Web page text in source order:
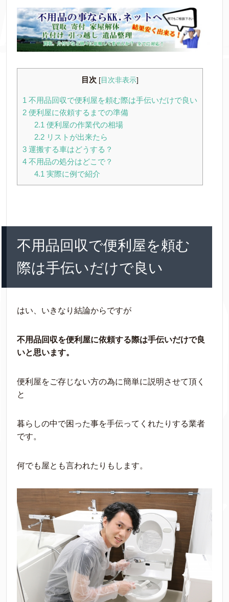
目次 [ 目次非表示]
1 不用品回収で便利屋を頼む際は手伝いだけで良い
2 便利屋に依頼するまでの準備
2.1 便利屋の作業代の相場
2.2リストが出来たら
3 運搬する車はどうする？
4 不用品の処分はどこで？
4.1 実際に例で紹介
不用品回収で便利屋を頼む
際は手伝いだけで良い
はい、いきなり結論からですが
不用品回収を便利屋に依頼する際は手伝いだけで良
いと思います。
便利屋をご存じない方の為に簡単に説明させて頂く
と
暮らしの中で困った事を手伝ってくれたりする業者
です。
何でも屋とも言われたりもします。